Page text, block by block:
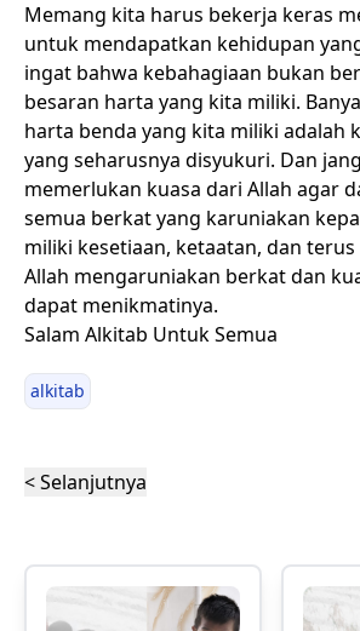
Memang kita harus bekerja keras
untuk mendapatkan kehidupan
ingat bahwa kebahagiaan bukan
besaran harta yang kita miliki.
harta benda yang kita miliki adalah
yang seharusnya disyukuri. Dan
memerlukan kuasa dari Allah agar
semua berkat yang karuniakan
miliki kesetiaan, ketaatan, dan
Allah mengaruniakan berkat dan
dapat menikmatinya.
Salam Alkitab Untuk Semua
alkitab
< Selanjutnya